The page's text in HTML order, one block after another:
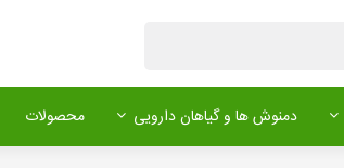
دمنوش ها و گیاهان دارویی محصولات